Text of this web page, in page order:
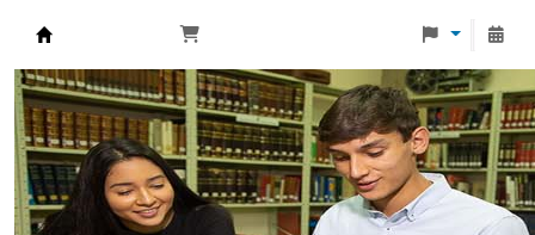
Biblioteca Universidad Monteávila